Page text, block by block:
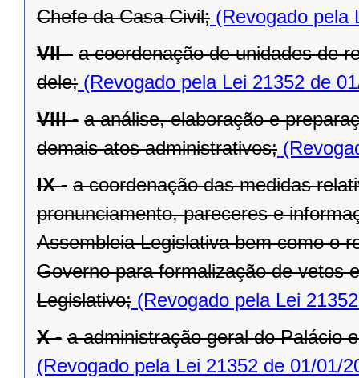
Chefe da Casa Civil; (Revogado pela
VII - a coordenação de unidades de
dele; (Revogado pela Lei 21352 de
VIII - a análise, elaboração e
demais atos administrativos;
IX - a coordenação das medidas
pronunciamento, pareceres e
Assembleia Legislativa bem como o
Governo para formalização de vetos
Legislativo; (Revogado pela Lei
X - a administração geral do Palácio
(Revogado pela Lei 21352 de 01/01/